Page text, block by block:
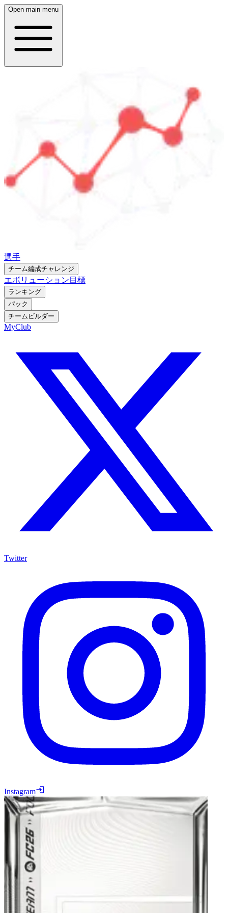
Open main menu
選手
チーム編成チャレンジ
エボリューション 目標
ランキング
パック
チームビルダー
MyClub
Twitter
Instagram